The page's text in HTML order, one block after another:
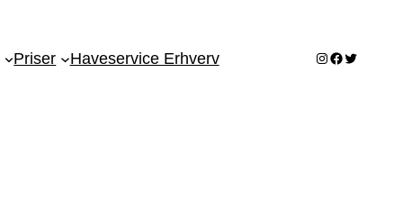
Priser Haveservice Erhverv Instagram
Facebook
Twitter